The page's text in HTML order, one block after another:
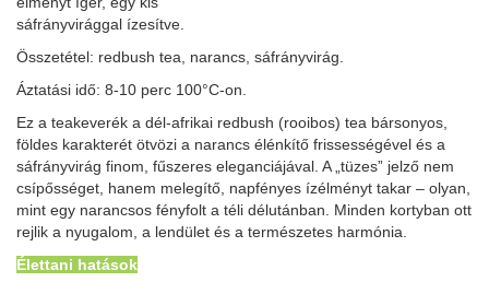
sáfrányvirággal ízesítve.
Összetétel: redbush tea, narancs, sáfrányvirág.
Áztatási idő: 8-10 perc 100°C-on.
Ez a teakeverék a dél-afrikai redbush (rooibos) tea bársonyos,
földes karakterét ötvözi a narancs élénkítő frissességével és a
sáfrányvirág finom, fűszeres eleganciájával. A „tüzes” jelző nem
csípősséget, hanem melegítő, napfényes ízélményt takar – olyan,
mint egy narancsos fényfolt a téli délutánban. Minden kortyban ott
rejlik a nyugalom, a lendület és a természetes harmónia.
Élettani hatások